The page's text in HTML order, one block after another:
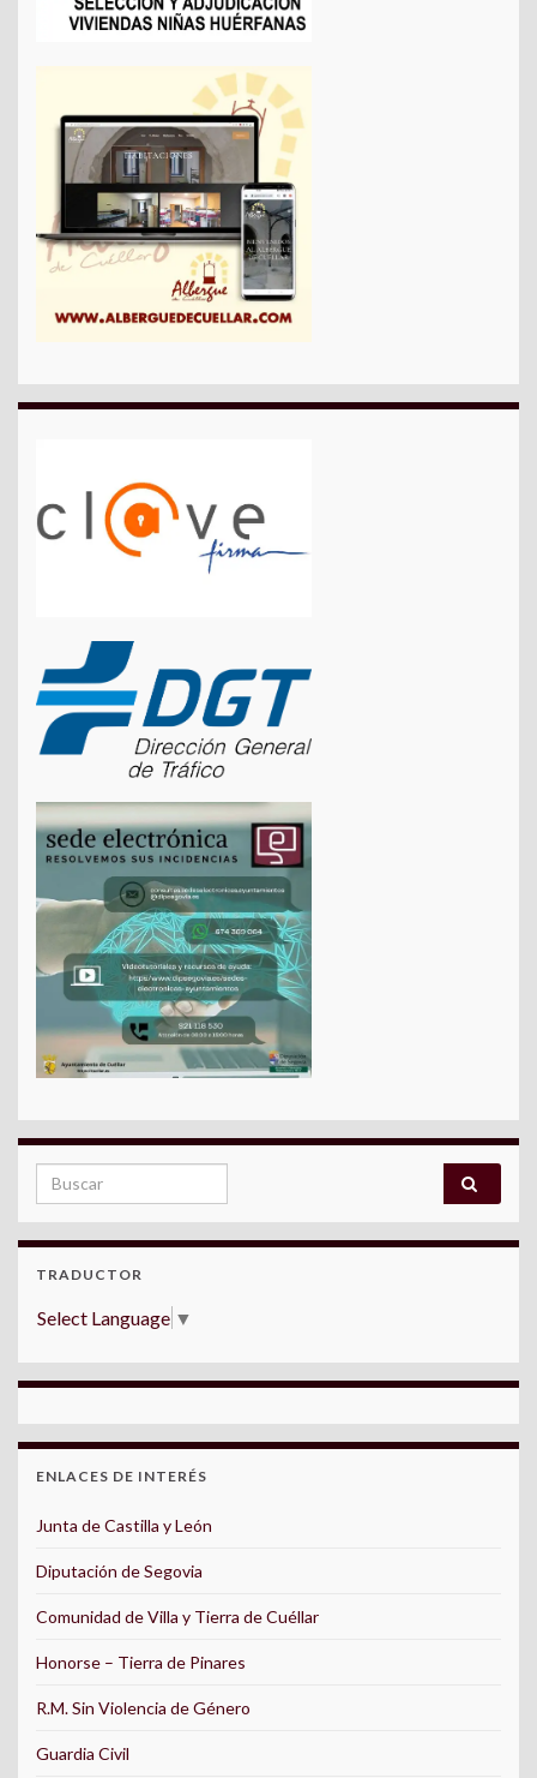
Search for:
TRADUCTOR
Select Language ▼
ENLACES DE INTERÉS
Junta de Castilla y León
Diputación de Segovia
Comunidad de Villa y Tierra de Cuéllar
Honorse – Tierra de Pinares
R.M. Sin Violencia de Género
Guardia Civil